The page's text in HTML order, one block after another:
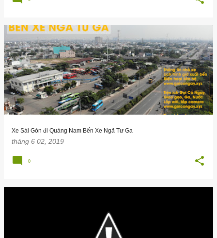
Xe Sài Gòn đi Quảng Nam Bến Xe Ngã Tư Ga
tháng 6 02, 2019
0